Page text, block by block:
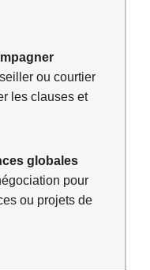
ou courtier
les clauses et
globales
pour
ou projets de